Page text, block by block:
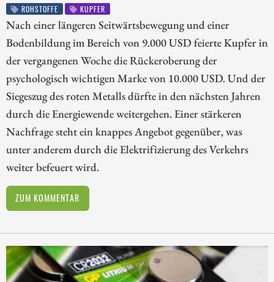
ROHSTOFFE KUPFER
Nach einer längeren Seitwärtsbewegung und einer
Bodenbildung im Bereich von 9.000 USD feierte Kupfer in
der vergangenen Woche die Rückeroberung der
psychologisch wichtigen Marke von 10.000 USD. Und der
Siegeszug des roten Metalls dürfte in den nächsten Jahren
durch die Energiewende weitergehen. Einer stärkeren
Nachfrage steht ein knappes Angebot gegenüber, was
unter anderem durch die Elektrifizierung des Verkehrs
weiter befeuert wird.
ZUM KOMMENTAR